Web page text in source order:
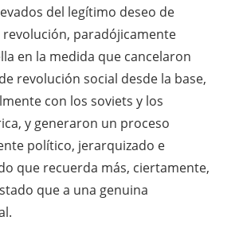
del legítimo deseo de
paradójicamente
en la medida que cancelaron
revolución social desde la base,
con los soviets y los
y generaron un proceso
político, jerarquizado e
que recuerda más, ciertamente,
que a una genuina